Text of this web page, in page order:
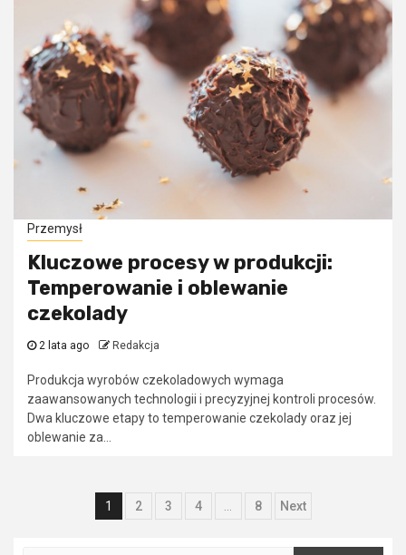
Przemysł
Kluczowe procesy w produkcji:
Temperowanie i oblewanie
czekolady
2 lata ago Redakcja
Produkcja wyrobów czekoladowych wymaga
zaawansowanych technologii i precyzyjnej kontroli procesów.
Dwa kluczowe etapy to temperowanie czekolady oraz jej
oblewanie za...
Stronicowanie
1 2 3 4 8 Next